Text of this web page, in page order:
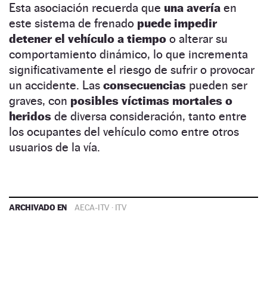
Esta asociación recuerda que una avería en
este sistema de frenado puede impedir
detener el vehículo a tiempo o alterar su
comportamiento dinámico, lo que incrementa
significativamente el riesgo de sufrir o provocar
un accidente. Las consecuencias pueden ser
graves, con posibles víctimas mortales o
heridos de diversa consideración, tanto entre
los ocupantes del vehículo como entre otros
usuarios de la vía.
ARCHIVADO EN AECA-ITV · ITV